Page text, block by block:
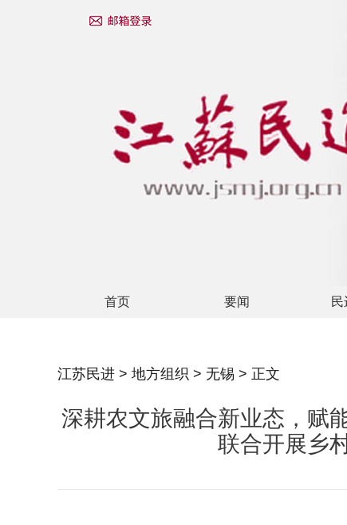
首页 要闻
江苏民进 > 地方组织 > 无锡 > 正文
深耕农文旅融合新业态，
联合开展乡